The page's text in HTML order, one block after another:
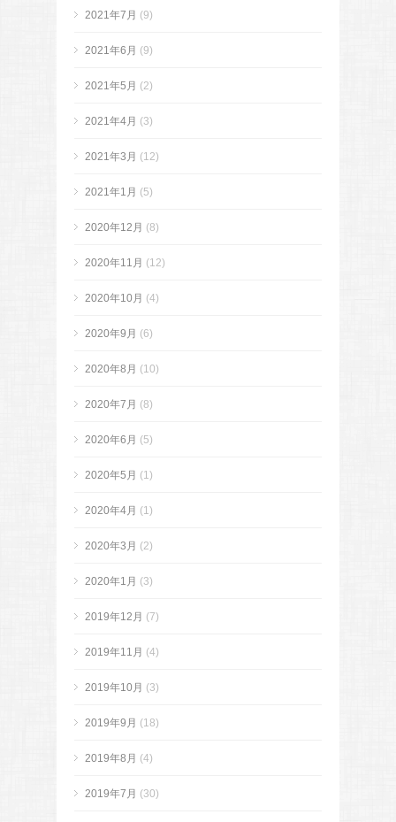
2021年7月 (9)
2021年6月 (9)
2021年5月 (2)
2021年4月 (3)
2021年3月 (12)
2021年1月 (5)
2020年12月 (8)
2020年11月 (12)
2020年10月 (4)
2020年9月 (6)
2020年8月 (10)
2020年7月 (8)
2020年6月 (5)
2020年5月 (1)
2020年4月 (1)
2020年3月 (2)
2020年1月 (3)
2019年12月 (7)
2019年11月 (4)
2019年10月 (3)
2019年9月 (18)
2019年8月 (4)
2019年7月 (30)